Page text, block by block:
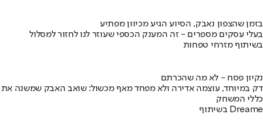
בזמן שהצפון נאבק, הסיוע הגיע מכיוון מפתיע
בעלי עסקים מספרים - זה המענק הכספי שעוזר לנו לחזור למסלול
בשיתוף מזרחי טפחות
נקיון פסח - לא מה שהכרתם
דק במיוחד, עוצמה אדירה ולא מפחד מאף מכשול: שואב האבק שמשנה את
כללי המשחק
בשיתוף Dreame